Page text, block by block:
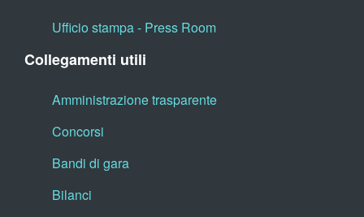
Ufficio stampa - Press Room
Collegamenti utili
Amministrazione trasparente
Concorsi
Bandi di gara
Bilanci